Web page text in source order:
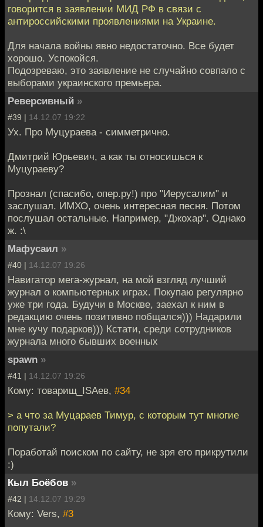
говорится в заявлении МИД РФ в связи с
антироссийскими проявлениями на Украине.
Для начала войны явно недостаточно. Все будет
хорошо. Успокойся.
Подозреваю, это заявление не случайно совпало с
выборами украинского премьера.
Реверсивный »
#39 | 14.12.07 19:22
Ух. Про Муцураева - симметрично.
Дмитрий Юрьевич, а как ты относишься к
Муцураеву?
Прознал (спасибо, опер.ру!) про "Иерусалим" и
заслушал. ИМХО, очень интересная песня. Потом
послушал остальные. Например, "Джохар". Однако
ж. :\
Мафусаил »
#40 | 14.12.07 19:26
Навигатор мега-журнал, на мой взгляд лучший
журнал о компьютерных играх. Покупаю регулярно
уже три года. Будучи в Москве, заехал к ним в
редакцию очень позитивно побщался))) Надарили
мне кучу подарков))) Кстати, среди сотрудников
журнала много бывших военных
spawn »
#41 | 14.12.07 19:26
Кому: товарищ_ISAев, #34
> а что за Муцараев Тимур, с которым тут многие
попутали?
Поработай поиском по сайту, не зря его прикрутили
:)
Кыл Боёбов »
#42 | 14.12.07 19:29
Кому: Vers, #3